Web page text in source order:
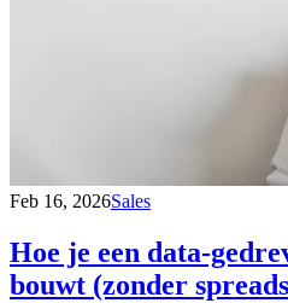
Feb 16, 2026Sales
Hoe je een data-
bouwt (zonder